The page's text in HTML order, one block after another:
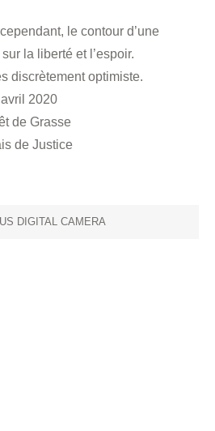
le contour d’une
la liberté et l’espoir.
discrètement optimiste.
2020
de Grasse
de Justice
DIGITAL CAMERA